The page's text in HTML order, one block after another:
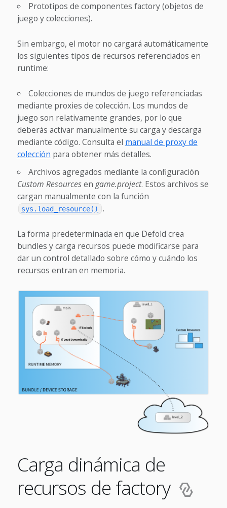
Prototipos de componentes factory (objetos de
juego y colecciones).
Sin embargo, el motor no cargará automáticamente
los siguientes tipos de recursos referenciados en
runtime:
Colecciones de mundos de juego referenciadas
mediante proxies de colección. Los mundos de
juego son relativamente grandes, por lo que
deberás activar manualmente su carga y descarga
mediante código. Consulta el manual de proxy de
colección para obtener más detalles.
Archivos agregados mediante la configuración
Custom Resourcesen game.project. Estos archivos se
cargan manualmente con la función
sys.load_resource() .
La forma predeterminada en que Defold crea
bundles y carga recursos puede modificarse para
dar un control detallado sobre cómo y cuándo los
recursos entran en memoria.
Carga dinámica de
recursos de factory